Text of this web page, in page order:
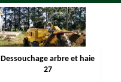
Dessouchage arbre et haie
27